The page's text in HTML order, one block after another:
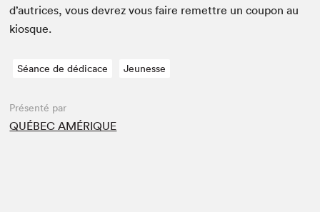
d’autrices, vous devrez vous faire remet­tre un coupon au
kiosque.
Séance de dédicace Jeunesse
Présenté par
QUÉBEC AMÉRIQUE